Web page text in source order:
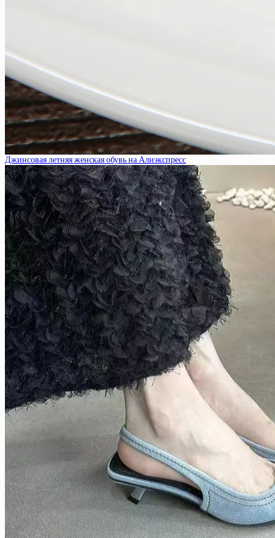
Джинсовая летняя женская обувь на Алиэкспресс